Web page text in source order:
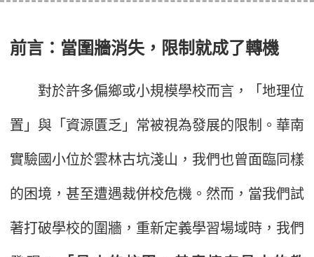
前言：當圍牆消失，限制就成了轉機
對於許多偏鄉或小規模學校而言，「地理位
置」與「資源匱乏」常被視為發展的限制。華南
實驗國小位於雲林古坑淺山，我們也曾面臨同樣
的困境，甚至遭遇裁併校危機。然而，當我們試
著打破學校的圍牆，重新定義學習場域時，我們